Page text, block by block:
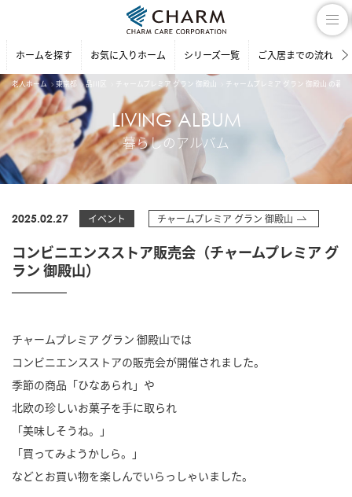
ホームを探す お気に入りホーム シリーズ一覧 ご入居までの流れ
老人ホーム 東京都 品川区 チャームプレミア グラン 御殿山 チャームプレミア グラン 御殿山 の暮
LIVING ALBUM
暮らしのアルバム
2025.02.27 イベント チャームプレミア グラン 御殿山
コンビニエンスストア販売会（チャームプレミア グ
ラン 御殿山）
チャームプレミア グラン 御殿山では
コンビニエンスストアの販売会が開催されました。
季節の商品「ひなあられ」や
北欧の珍しいお菓子を手に取られ
「美味しそうね。」
「買ってみようかしら。」
などとお買い物を楽しんでいらっしゃいました。